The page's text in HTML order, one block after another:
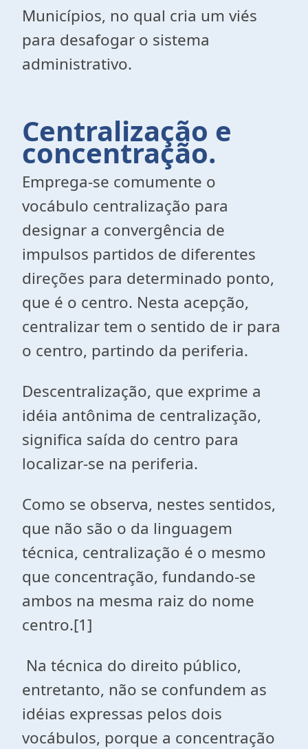
Municípios, no qual cria um viés
para desafogar o sistema
administrativo.
Centralização e
concentração.
Emprega-se comumente o
vocábulo centralização para
designar a convergência de
impulsos partidos de diferentes
direções para determinado ponto,
que é o centro. Nesta acepção,
centralizar tem o sentido de ir para
o centro, partindo da periferia.
Descentralização, que exprime a
idéia antônima de centralização,
significa saída do centro para
localizar-se na periferia.
Como se observa, nestes sentidos,
que não são o da linguagem
técnica, centralização é o mesmo
que concentração, fundando-se
ambos na mesma raiz do nome
centro.[1]
Na técnica do direito público,
entretanto, não se confundem as
idéias expressas pelos dois
vocábulos, porque a concentração